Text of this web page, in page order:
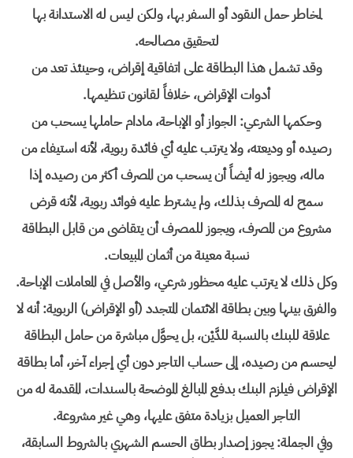
لمخاطر حمل النقود أو السفر بها، ولكن ليس له الاستدانة بها
لتحقيق مصالحه.
وقد تشمل هذا البطاقة على اتفاقية إقراض، وحينئذ تعد من
أدوات الإقراض، خلافاً لقانون تنظيمها.
وحكمها الشرعي: الجواز أو الإباحة، مادام حاملها يسحب من
رصيده أو وديعته، ولا يترتب عليه أي فائدة ربوية، لأنه استيفاء من
ماله، ويجوز له أيضاً أن يسحب من المصرف أكثر من رصيده إذا
سمح له المصرف بذلك، ولم يشترط عليه فوائد ربوية، لأنه قرض
مشروع من المصرف، ويجوز للمصرف أن يتقاضى من قابل البطاقة
نسبة معينة من أثمان المبيعات.
وكل ذلك لا يترتب عليه محظور شرعي، والأصل في المعاملات الإباحة.
والفرق بينها وبين بطاقة الائتمان المتجدد (أو الإقراض) الربوية: أنه لا
علاقة للبنك بالنسبة للدَّيْن، بل يحوَّل مباشرة من حامل البطاقة
ليحسم من رصيده، إلى حساب التاجر دون أي إجراء آخر، أما بطاقة
الإقراض فيلزم البنك بدفع المبالغ الموضحة بالسندات، المقدمة له من
التاجر العميل بزيادة متفق عليها، وهي غير مشروعة.
وفي الجملة: يجوز إصدار بطاق الحسم الشهري بالشروط السابقة،